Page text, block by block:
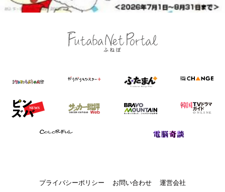
プライバシーポリシー お問い合わせ 運営会社